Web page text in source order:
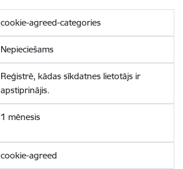
cookie-agreed-categories
Nepieciešams
Reģistrē, kādas sīkdatnes lietotājs ir
apstiprinājis.
1 mēnesis
cookie-agreed